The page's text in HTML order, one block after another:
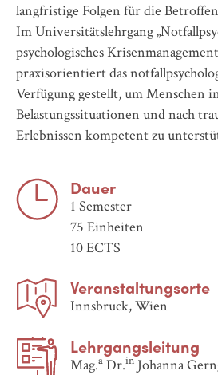
langfristige Folgen für die
Im Universitätslehrgang
psychologisches
praxisorientiert das
Verfügung gestellt, um Menschen
Belastungssituationen und nach
Erlebnissen kompetent zu
Dauer
1 Semester
75 Einheiten
10 ECTS
Veranstaltungsorte
Innsbruck, Wien
Lehrgangsleitung
Mag.a Dr.in Johanna